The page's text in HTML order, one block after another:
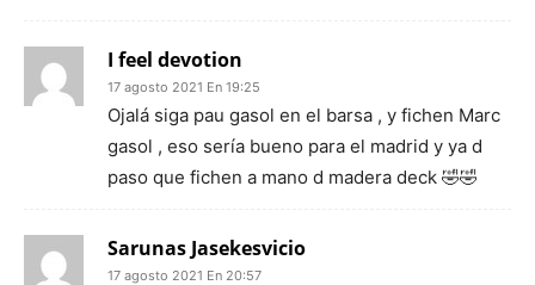
I feel devotion
17 agosto 2021 En 19:25
Ojalá siga pau gasol en el barsa , y fichen Marc
gasol , eso sería bueno para el madrid y ya d
paso que fichen a mano d madera deck 🤣🤣
Sarunas Jasekesvicio
17 agosto 2021 En 20:57